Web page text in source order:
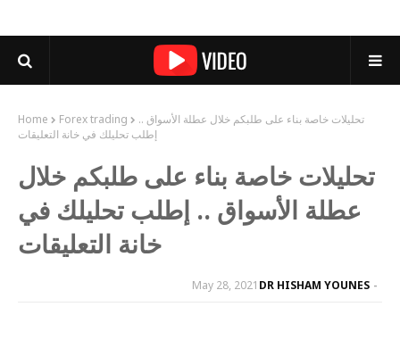
Home Forex trading
تحليلات خاصة بناء على طلبكم خلال عطلة الأسواق ..
إطلب تحليلك في خانة التعليقات
تحليلات خاصة بناء على طلبكم خلال
عطلة الأسواق .. إطلب تحليلك في
خانة التعليقات
DR HISHAM YOUNES
May 28, 2021